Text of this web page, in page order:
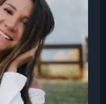
дома без
Все программы
и вкл